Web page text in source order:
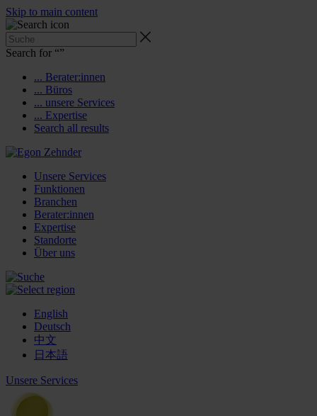
Skip to main content
Search for “”
... Berater:innen
... Büros
... unsere Services
... Expertise
Search all results
Unsere Services
Funktionen
Branchen
Berater:innen
Expertise
Standorte
Über uns
English
Deutsch
中文
日本語
Unsere Services